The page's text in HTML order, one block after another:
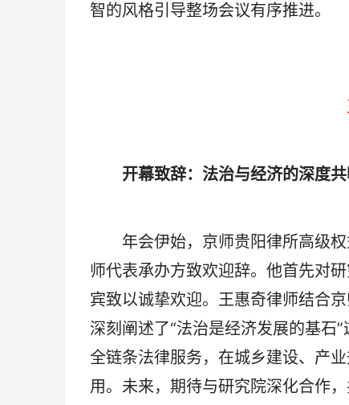
智的风格引导整场会议有序推进。
开幕致辞：法治与经济的深度
年会伊始，京师贵阳律所高级权
师代表承办方致欢迎辞。他首先对
宾致以诚挚欢迎。王惠奇律师结合
深刻阐述了“法治是经济发展的基石
全链条法律服务，在城乡建设、产
用。未来，期待与研究院深化合作